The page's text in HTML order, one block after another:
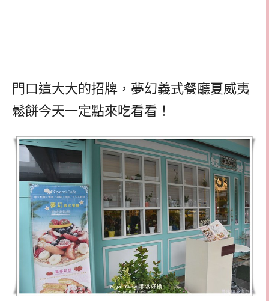
門口這大大的招牌，夢幻義式餐廳夏威夷
鬆餅今天一定點來吃看看！